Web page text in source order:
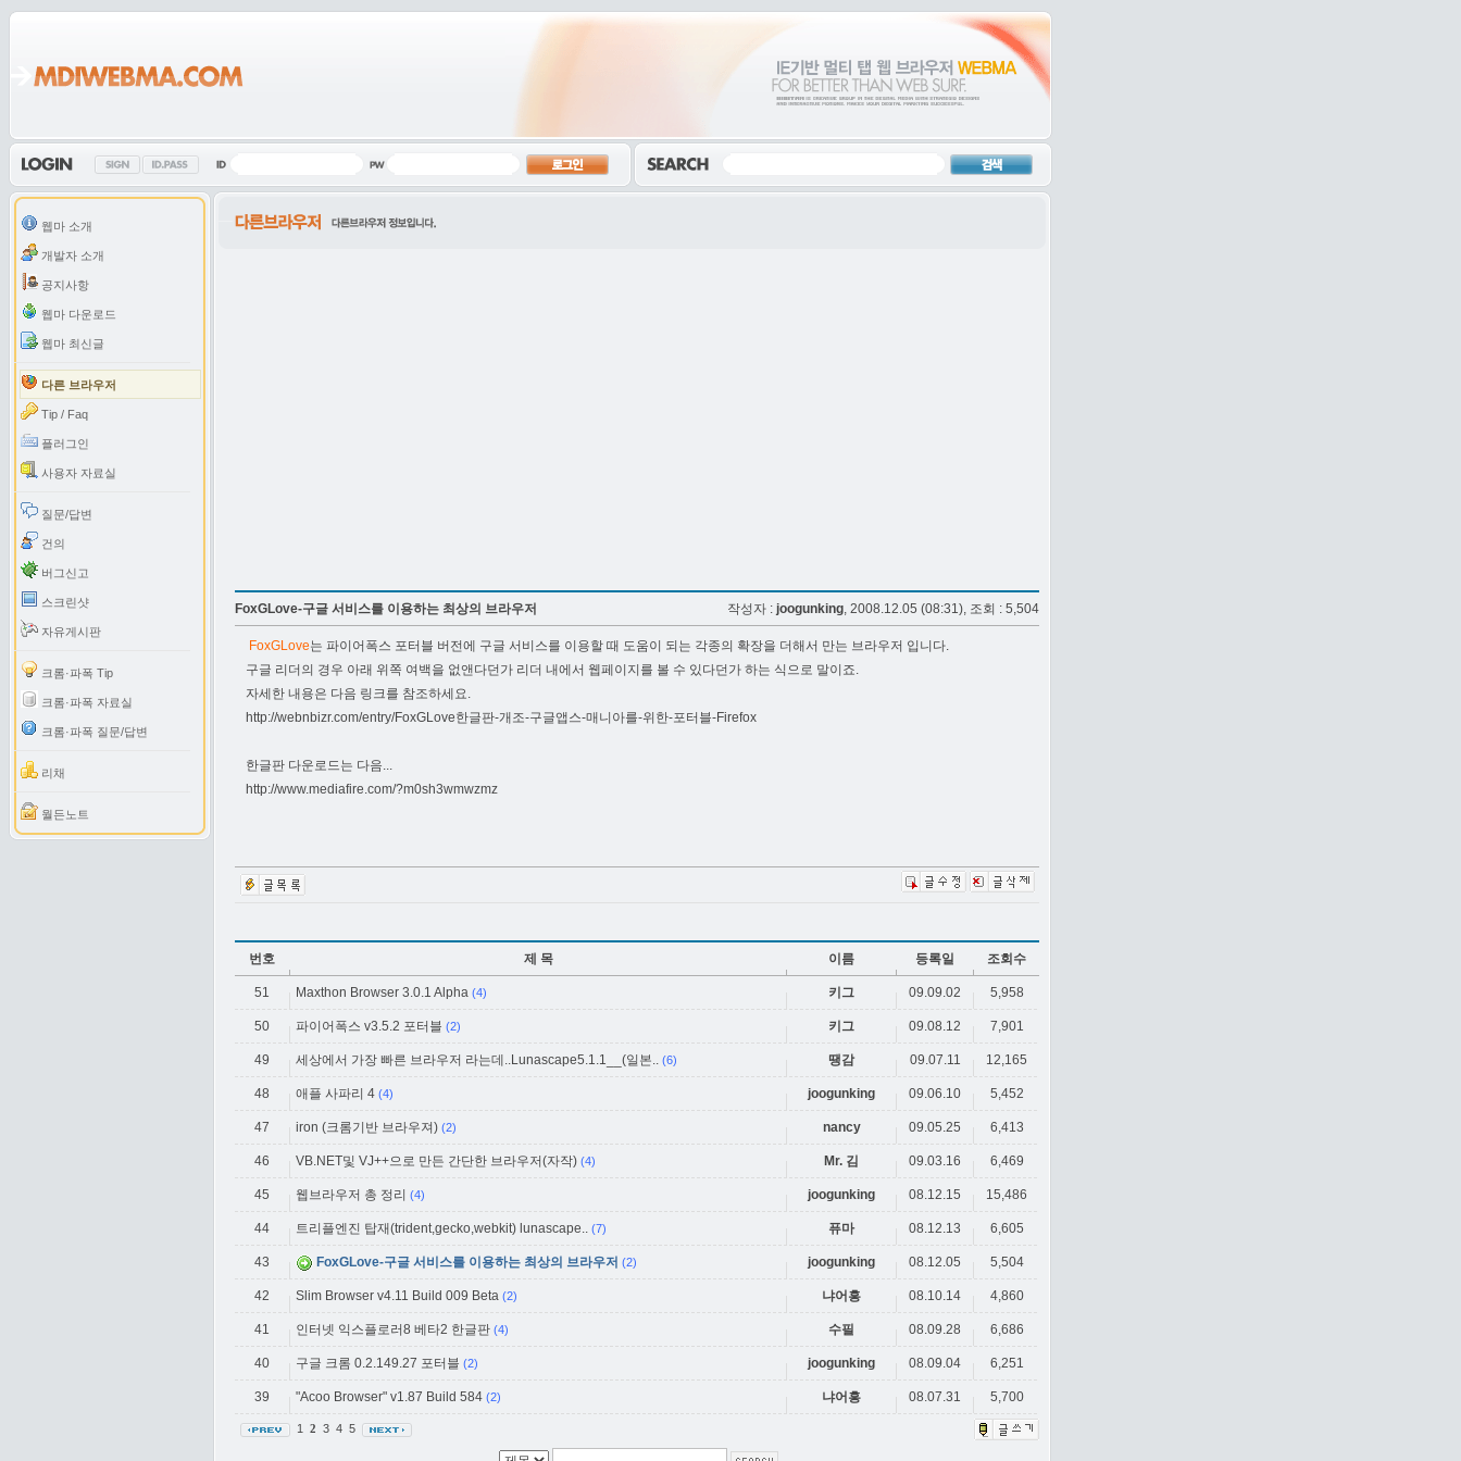
웹마 소개
개발자 소개
공지사항
웹마 다운로드
웹마 최신글
다른 브라우저
Tip / Faq
플러그인
사용자 자료실
질문/답변
건의
버그신고
스크린샷
자유게시판
크롬·파폭 Tip
크롬·파폭 자료실
크롬·파폭 질문/답변
리채
월든노트
FoxGLove-구글 서비스를 이용하는 최상의 브라우저 작성자 : joogunking, 2008.12.05 (08:31), 조회 : 5,504
FoxGLove는 파이어폭스 포터블 버전에 구글 서비스를 이용할 때 도움이 되는 각종의 확장을 더해서 만는 브라우저 입니다.
구글 리더의 경우 아래 위쪽 여백을 없앤다던가 리더 내에서 웹페이지를 볼 수 있다던가 하는 식으로 말이죠.
자세한 내용은 다음 링크를 참조하세요.
http://webnbizr.com/entry/FoxGLove한글판-개조-구글앱스-매니아를-위한-포터블-Firefox
한글판 다운로드는 다음...
http://www.mediafire.com/?m0sh3wmwzmz
번호 제 목 이름 등록일 조회수
51 Maxthon Browser 3.0.1 Alpha (4) 키그 09.09.02 5,958
50 파이어폭스 v3.5.2 포터블 (2) 키그 09.08.12 7,901
49 세상에서 가장 빠른 브라우저 라는데..Lunascape5.1.1__(일본.. (6) 땡감 09.07.11 12,165
48 애플 사파리 4 (4) joogunking 09.06.10 5,452
47 iron (크롬기반 브라우져) (2) nancy 09.05.25 6,413
46 VB.NET및 VJ++으로 만든 간단한 브라우저(자작) (4) Mr. 김 09.03.16 6,469
45 웹브라우저 총 정리 (4) joogunking 08.12.15 15,486
44 트리플엔진 탑재(trident,gecko,webkit) lunascape.. (7) 퓨마 08.12.13 6,605
43 FoxGLove-구글 서비스를 이용하는 최상의 브라우저 (2) joogunking 08.12.05 5,504
42 Slim Browser v4.11 Build 009 Beta (2) 냐어흥 08.10.14 4,860
41 인터넷 익스플로러8 베타2 한글판 (4) 수필 08.09.28 6,686
40 구글 크롬 0.2.149.27 포터블 (2) joogunking 08.09.04 6,251
39 "Acoo Browser" v1.87 Build 584 (2) 냐어흥 08.07.31 5,700
1 2 3 4 5